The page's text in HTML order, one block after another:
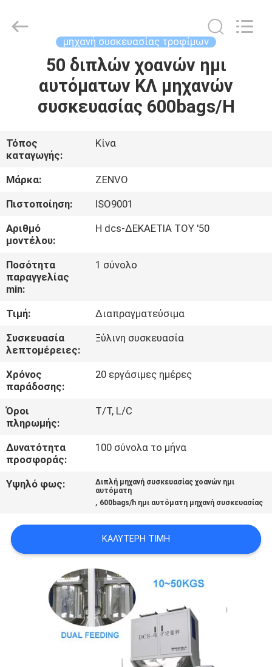
ΠΡΟΪΌΝΤΑ
ΠΕΡΊΠΟΥ
ΕΜΕΊΣ
ΓΎΡΟΣ
ΕΡΓΟΣΤΑΣΊΩΝ
ΠΟΙΟΤΙΚΌΣ
ΈΛΕΓΧΟΣ
ΜΑΣ
ΕΛΆΤΕ
ΕΠΑΦΉ
ΜΕ
ΕΙΔΉΣΕΙΣ
ΖΗΤΉΣΤΕ
ΑΠΌΣΠΑΣΜΑ
SITEMAP
ΠΟΛΙΤΙΚΉ
ΜΥΣΤΙΚΌΤΗΤΑΣ
μηχανή συσκευασίας τροφίμων
50 διπλών χοανών ημι
αυτόματων ΚΛ μηχανών
συσκευασίας 600bags/H
Τόπος
καταγωγής:
Κίνα
Μάρκα:
ZENVO
Πιστοποίηση:
ISO9001
Αριθμό
μοντέλου:
Η dcs-ΔΕΚΑΕΤΙΑ ΤΟΥ '50
Ποσότητα
παραγγελίας
min:
1 σύνολο
Τιμή:
Διαπραγματεύσιμα
Συσκευασία
λεπτομέρειες:
Ξύλινη συσκευασία
Χρόνος
παράδοσης:
20 εργάσιμες ημέρες
Όροι
πληρωμής:
T/T, L/C
Δυνατότητα
προσφοράς:
100 σύνολα το μήνα
Υψηλό φως:
Διπλή μηχανή συσκευασίας χοανών ημι
αυτόματη
, 600bags/h ημι αυτόματη μηχανή συσκευασίας
ΚΑΛΎΤΕΡΗ ΤΙΜΉ